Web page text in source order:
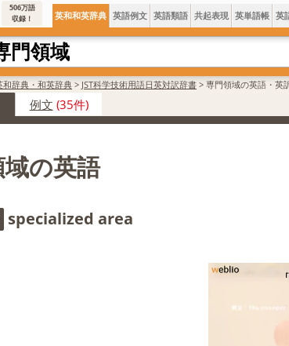
506万語
収録！
英和和英辞典 英語例文 英語類語 共起表現 英単語帳 英
和辞典・和英辞典 > JST科学技術用語日英対訳辞書 > 専門領域の英語・英
例文 (35件)
の英語
specialized area